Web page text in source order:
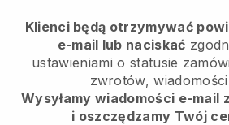
Klienci będą otrzymywać
e-mail lub naciskać
ustawieniami o statusie
zwrotów,
Wysyłamy wiadomości e-mail
i oszczędzamy Twój